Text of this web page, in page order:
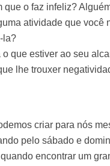
o faz infeliz?
atividade que você
la?
que estiver ao seu
lhe trouxer
criar para nós
pelo sábado e
encontrar um